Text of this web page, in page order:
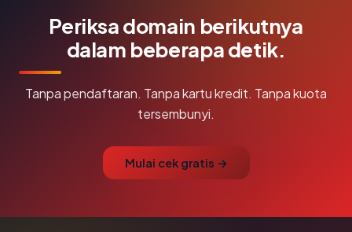
Periksa domain berikutnya
dalam beberapa detik.
Tanpa pendaftaran. Tanpa kartu kredit. Tanpa kuota
tersembunyi.
Mulai cek gratis →